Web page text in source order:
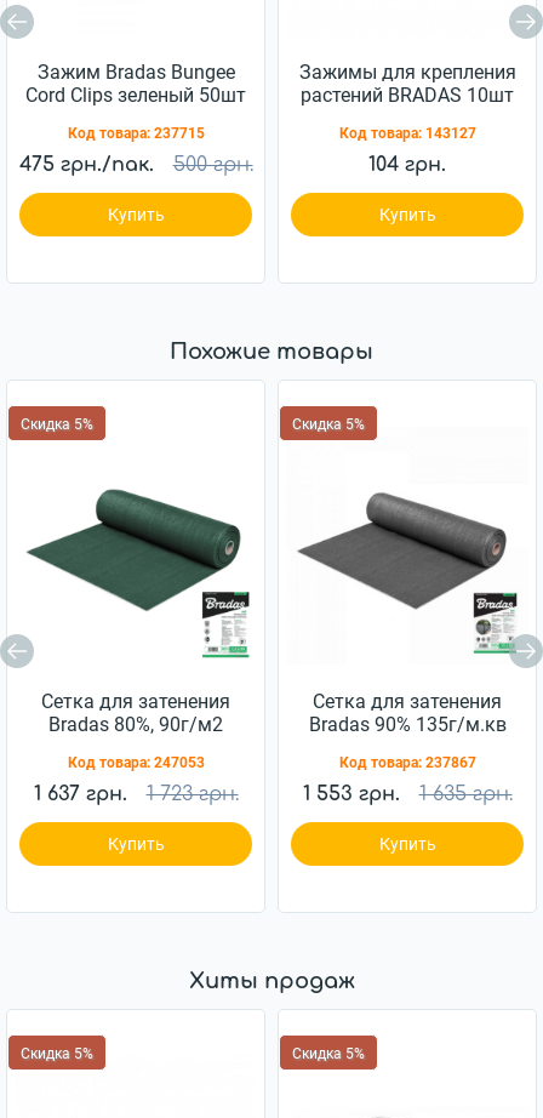
Зажим Bradas Bungee
Cord Clips зеленый 50шт
Код товара: 237715
475 грн./пак. 500 грн.
Купить
Зажимы для крепления
растений BRADAS 10шт
Код товара: 143127
104 грн.
Купить
Похожие товары
Скидка 5%
Сетка для затенения
Bradas 80%, 90г/м2
CO9010050GR)
Код товара: 247053
1 637 грн. 1 723 грн.
Купить
Скидка 5%
Сетка для затенения
Bradas 90% 135г/м.кв
CO13512025GY)
Код товара: 237867
1 553 грн. 1 635 грн.
Купить
Хиты продаж
Скидка 5% Скидка 5%